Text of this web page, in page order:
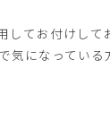
てお付けして
になっている